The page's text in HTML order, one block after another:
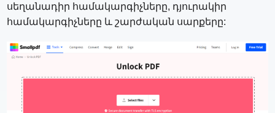
սեղանադիր համակարգիչները, դյուրակիր
համակարգիչները և շարժական սարքերը: